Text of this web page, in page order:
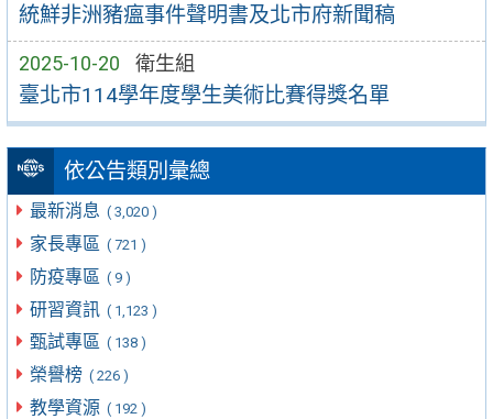
統鮮非洲豬瘟事件聲明書及北市府新聞稿
2025-10-20 衛生組
臺北市114學年度學生美術比賽得獎名單
依公告類別彙總
最新消息 ( 3,020 )
家長專區 ( 721 )
防疫專區 ( 9 )
研習資訊 ( 1,123 )
甄試專區 ( 138 )
榮譽榜 ( 226 )
教學資源 ( 192 )